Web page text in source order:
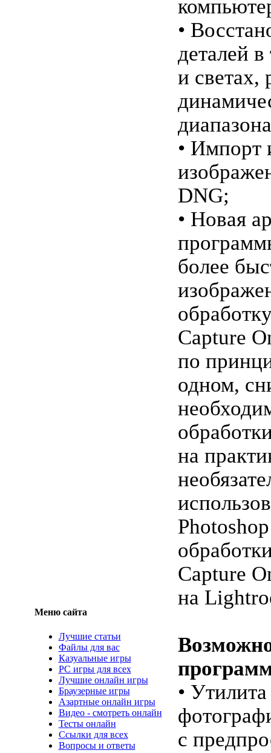
Меню сайта
Лучшие статьи
Файлы для вас
Казуальные игры
PC игры для всех
Лучшие онлайн игры
Браузерные игры
Азартные онлайн игры
Видео - смотреть онлайн
Тесты онлайн
Ссылки для всех
Вопросы и ответы
•
деталей в
и светах,
• Импорт
DNG;
• Новая
более
Capture
по
одном,
на
Capture
на
•
с